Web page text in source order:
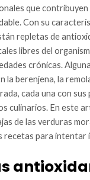
que contribuyen
Con su
repletas de
libres del
crónicas.
la berenjena, la
cada una con
culinarios. En este
de las verduras
recetas para